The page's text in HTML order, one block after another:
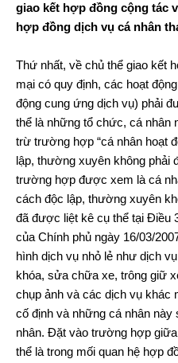
giao kết hợp đồng cộng tác
hợp đồng dịch vụ cá nhân
Thứ nhất, về chủ thể giao kết
mại có quy định, các hoạt
động cung ứng dịch vụ) phải
thể là những tổ chức, cá nhân
trừ trường hợp “cá nhân hoạt
lập, thường xuyên không phải
trường hợp được xem là cá
cách độc lập, thường xuyên
đã được liệt kê cụ thể tại Điều
của Chính phủ ngày 16/03/
hình dịch vụ nhỏ lẻ như dịch
khóa, sửa chữa xe, trông giữ
chụp ảnh và các dịch vụ khác
cố định và những cá nhân
nhân. Đặt vào trường hợp
thể là trong mối quan hệ hợp